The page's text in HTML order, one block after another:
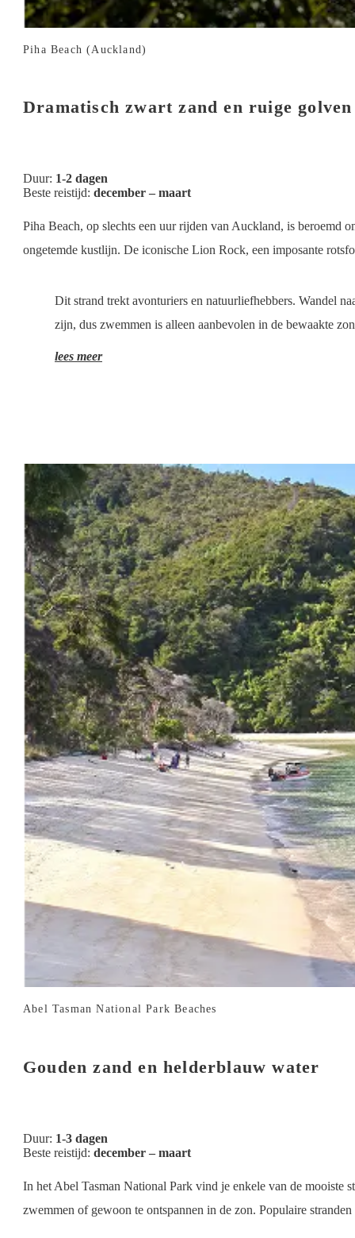
Piha Beach (Auckland)
Dramatisch zwart zand en ruige golven
Duur: 1-2 dagen
Beste reistijd: december – maart
Piha Beach, op slechts een uur rijden van Auckland, is beroemd
ongetemde kustlijn. De iconische Lion Rock, een imposante
lees meer
Dit strand trekt avonturiers en natuurliefhebbers. Wandel
zijn, dus zwemmen is alleen aanbevolen in de bewaakte
Abel Tasman National Park Beaches
Gouden zand en helderblauw water
Duur: 1-3 dagen
Beste reistijd: december – maart
In het Abel Tasman National Park vind je enkele van de mooiste
zwemmen of gewoon te ontspannen in de zon. Populaire